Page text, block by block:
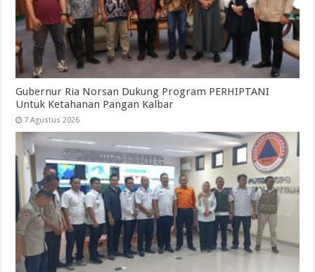
Gubernur Ria Norsan Dukung Program PERHIPTANI
Untuk Ketahanan Pangan Kalbar
7 Agustus 2026